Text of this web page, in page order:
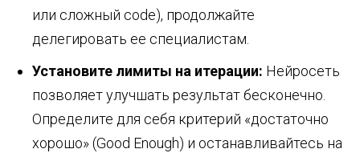
или сложный code), продолжайте
делегировать ее специалистам.
Установите лимиты на итерации: Нейросеть
позволяет улучшать результат бесконечно.
Определите для себя критерий «достаточно
хорошо» (Good Enough) и останавливайтесь на